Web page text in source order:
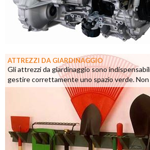
ATTREZZI DA GIARDINAGGIO
Gli attrezzi da giardinaggio sono
gestire correttamente uno spazio verde. Non